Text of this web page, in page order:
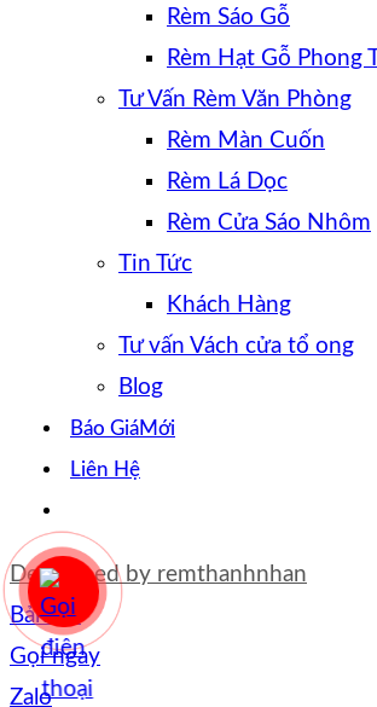
Rèm Sáo Gỗ
Rèm Hạt Gỗ Phong
Tư Vấn Rèm Văn Phòng
Rèm Màn Cuốn
Rèm Lá Dọc
Rèm Cửa Sáo Nhôm
Tin Tức
Khách Hàng
Tư vấn Vách cửa tổ ong
Blog
Báo Giá
Liên Hệ
Developed by remthanhnhan
Bản đồ
Gọi ngay
Zalo